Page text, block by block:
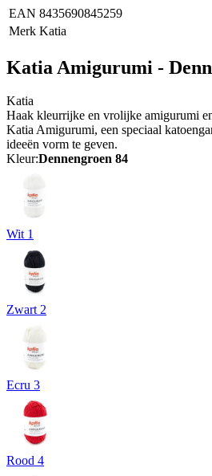
EAN 8435690845259
Merk Katia
Katia Amigurumi -
Katia
Haak kleurrijke en vrolijke amigurumi
Katia Amigurumi, een speciaal
ideeën vorm te geven.
Kleur:Dennengroen 84
Wit 1
Zwart 2
Ecru 3
Rood 4